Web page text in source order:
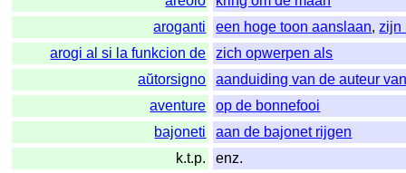
aroganti
een hoge toon aanslaan,zijn
arogi al si la funkcion de
zich opwerpen als
aŭtorsigno
aanduiding van de auteur
aventure
op de bonnefooi
bajoneti
aan de bajonet rijgen
k.t.p.
enz.